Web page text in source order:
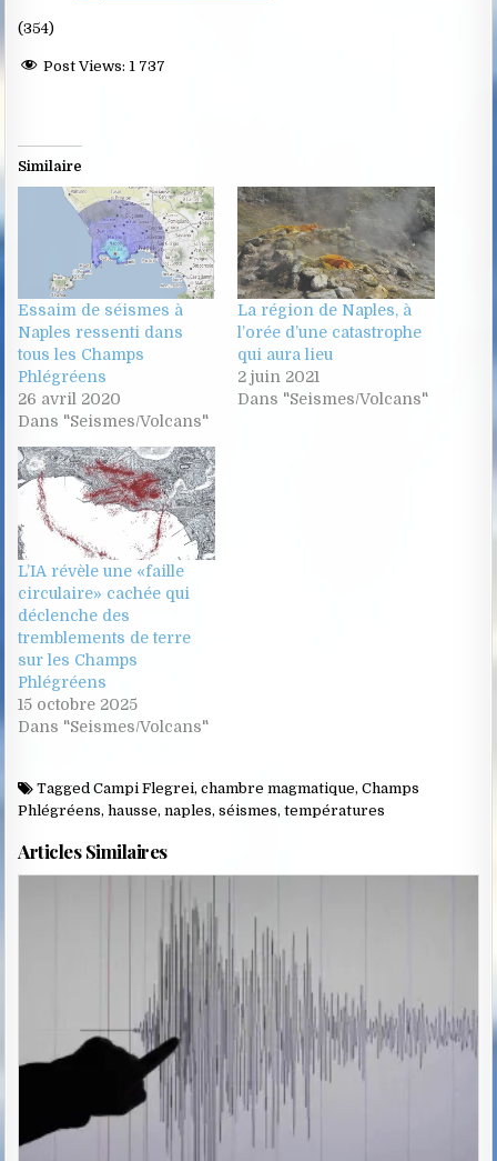
(354)
Post Views: 1 737
Similaire
Essaim de séismes à
Naples ressenti dans
tous les Champs
Phlégréens
26 avril 2020
Dans "Seismes/Volcans"
La région de Naples, à
l’orée d’une catastrophe
qui aura lieu
2 juin 2021
Dans "Seismes/Volcans"
L’IA révèle une «faille
circulaire» cachée qui
déclenche des
tremblements de terre
sur les Champs
Phlégréens
15 octobre 2025
Dans "Seismes/Volcans"
TaggedCampi Flegrei,chambre magmatique,Champs
Phlégréens,hausse,naples,séismes,températures
Articles Similaires
Posted